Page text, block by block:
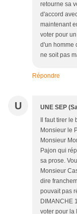
retourne sa
d'accord
maintenant
voter pour
d'un homme
ne soit pas
Répondre
U UNE SEP
Il faut tirer
Monsieur le
Monsieur
Pajon qui
sa prose.
Monsieur
dire
pouvait pas
DIMANCHE
voter pour la